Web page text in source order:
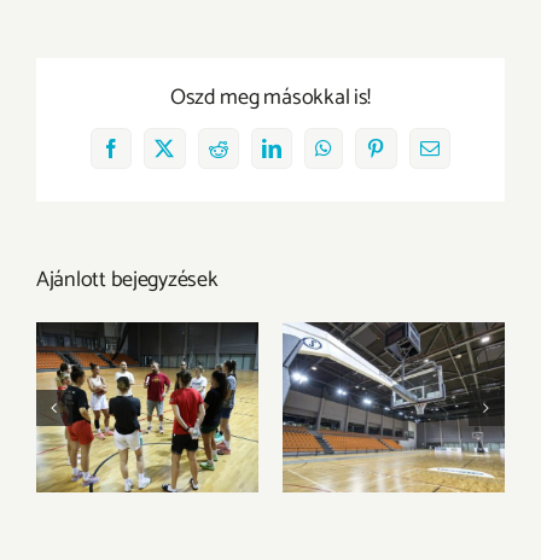
Oszd meg másokkal is!
Facebook
X RedditLinkedInWhatsAppPinterestEmail:
Ajánlott bejegyzések
Megkezdtük a
felkészülést az új
idényre
Az Olimpia
Sportparkba
költözik csapatunk